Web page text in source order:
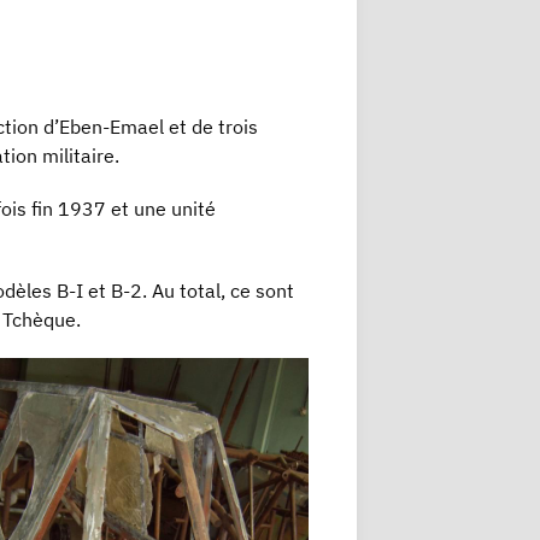
d’Eben-Emael et de trois
militaire.
fin 1937 et une unité
B-I et B-2. Au total, ce sont